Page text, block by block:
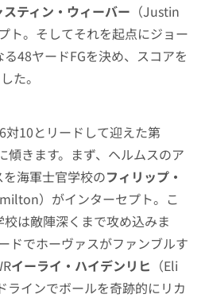
スティン・ウィーバー （Justin
ト。そしてそれを起点にジョー
48ヤードFGを決め、スコアを
た。
対10とリードして迎えた第
傾きます。まず、ヘルムスのア
海軍士官学校のフィリップ・
）がインターセプト。こ
は敵陣深くまで攻め込みま
ドでホーヴァスがファンブルす
イーライ・ハイデンリヒ （Eli
インでボールを奇跡的にリカ